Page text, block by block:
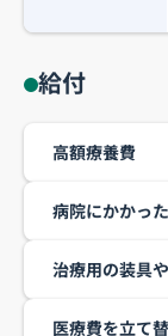
給付
高額療養費
病院にかかっ
治療用の装具
医療費を立て